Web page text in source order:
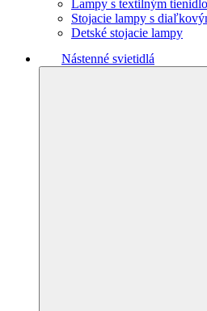
Lampy s textilným
Stojacie lampy s
Detské stojacie lampy
Nástenné svietidlá